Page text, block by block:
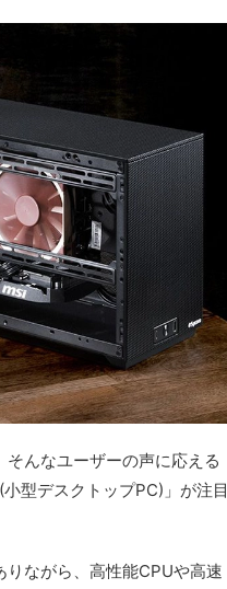
そんなユーザーの声に応える
型デスクトップPC)」が注目
ながら、高性能CPUや高速